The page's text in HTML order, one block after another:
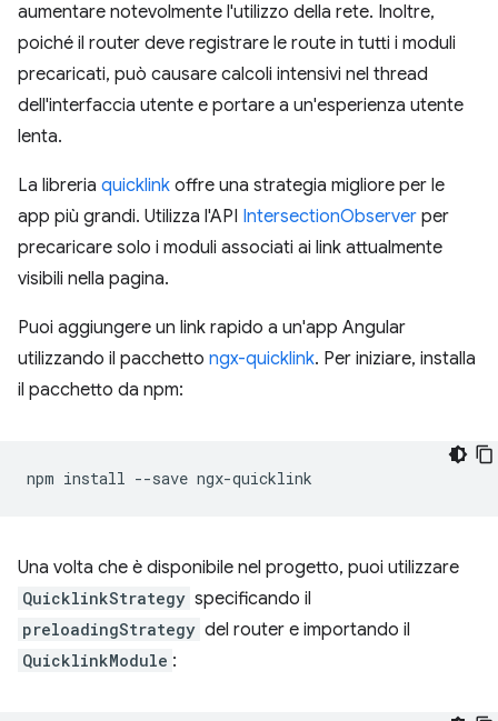
aumentare notevolmente l'utilizzo della rete. Inoltre,
poiché il router deve registrare le route in tutti i moduli
precaricati, può causare calcoli intensivi nel thread
dell'interfaccia utente e portare a un'esperienza utente
lenta.
La libreria quicklink offre una strategia migliore per le
app più grandi. Utilizza l'API IntersectionObserver per
precaricare solo i moduli associati ai link attualmente
visibili nella pagina.
Puoi aggiungere un link rapido a un'app Angular
utilizzando il pacchetto ngx-quicklink. Per iniziare, installa
il pacchetto da npm:
npm install --save
Una volta che è disponibile nel progetto, puoi utilizzare
QuicklinkStrategy specificando il
preloadingStrategy del router e importando il
QuicklinkModule :